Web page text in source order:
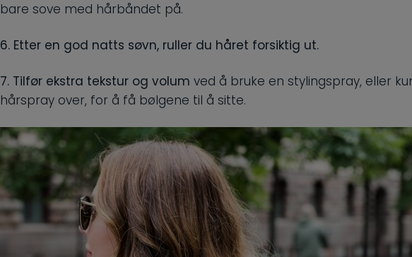
bare sove med hårbåndet på.
6. Etter en god natts søvn, ruller du håret forsiktig ut.
7. Tilfør ekstra tekstur og volum ved å bruke en stylingspray, eller
hårspray over, for å få bølgene til å sitte.